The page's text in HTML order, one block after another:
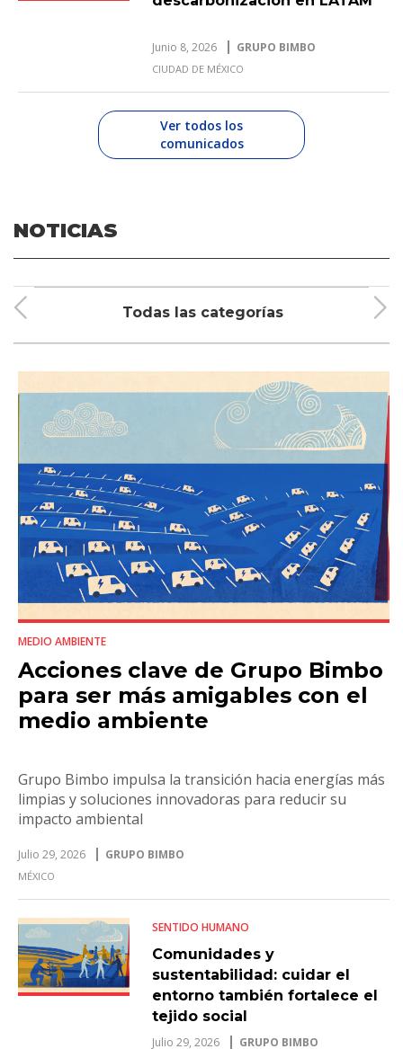
Junio 8, 2026 GRUPO BIMBO
CIUDAD DE MÉXICO
Ver todos los
comunicados
NOTICIAS
Todas las categorías
MEDIO AMBIENTE
Acciones clave de Grupo Bimbo
para ser más amigables con el
medio ambiente
Grupo Bimbo impulsa la transición hacia energías más
limpias y soluciones innovadoras para reducir su
impacto ambiental
Julio 29, 2026 GRUPO BIMBO
MÉXICO
SENTIDO HUMANO
Comunidades y
sustentabilidad: cuidar el
entorno también fortalece el
tejido social
Julio 29, 2026 GRUPO BIMBO